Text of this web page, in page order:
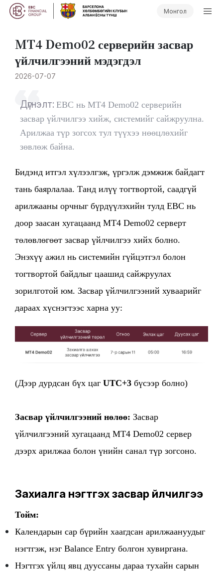
Монгол
MT4 Demo02 серверийн засвар
үйлчилгээний мэдэгдэл
2026-07-07
Дүгнэлт: EBC нь MT4 Demo02 серверийн
засвар үйлчилгээ хийж, системийг сайжруулна.
Арилжаа түр зогсох тул түүхээ нөөцлөхийг
зөвлөж байна.
Бидэнд итгэл хүлээлгэж, үргэлж дэмжиж байдагт
тань баярлалаа. Танд илүү тогтвортой, саадгүй
арилжааны орчныг бүрдүүлэхийн тулд EBC нь
доор заасан хугацаанд MT4 Demo02 серверт
төлөвлөгөөт засвар үйлчилгээ хийх болно.
Энэхүү ажил нь системийн гүйцэтгэл болон
тогтвортой байдлыг цаашид сайжруулах
зорилготой юм. Засвар үйлчилгээний хуваарийг
дараах хүснэгтээс харна уу:
(Дээр дурдсан бүх цагUTC+3бүсээр болно)
Засвар үйлчилгээний нөлөө:Засвар
үйлчилгээний хугацаанд MT4 Demo02 сервер
дээрх арилжаа болон үнийн санал түр зогсоно.
Захиалга нэгтгэх засвар үйлчилгээ
Тойм:
Календарын сар бүрийн хаагдсан арилжаануудыг
нэгтгэж, нэг Balance Entry болгон хувиргана.
Нэгтгэх үйлц явц дууссаны дараа тухайн сарын